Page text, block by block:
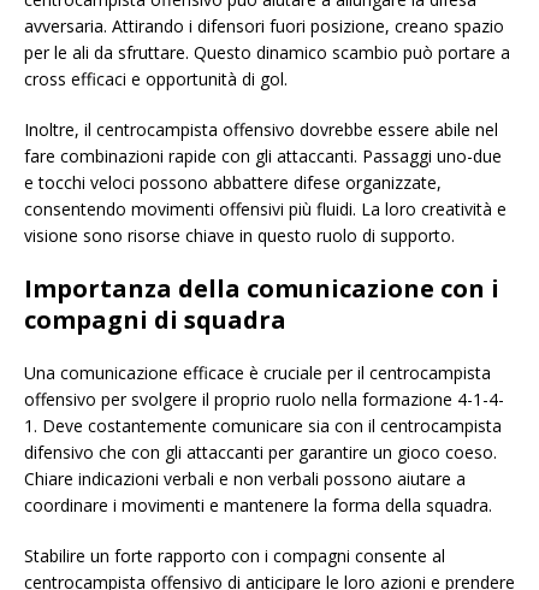
avversaria. Attirando i difensori fuori posizione, creano spazio
per le ali da sfruttare. Questo dinamico scambio può portare a
cross efficaci e opportunità di gol.
Inoltre, il centrocampista offensivo dovrebbe essere abile nel
fare combinazioni rapide con gli attaccanti. Passaggi uno-due
e tocchi veloci possono abbattere difese organizzate,
consentendo movimenti offensivi più fluidi. La loro creatività e
visione sono risorse chiave in questo ruolo di supporto.
Importanza della comunicazione con i
compagni di squadra
Una comunicazione efficace è cruciale per il centrocampista
offensivo per svolgere il proprio ruolo nella formazione 4-1-4-
1. Deve costantemente comunicare sia con il centrocampista
difensivo che con gli attaccanti per garantire un gioco coeso.
Chiare indicazioni verbali e non verbali possono aiutare a
coordinare i movimenti e mantenere la forma della squadra.
Stabilire un forte rapporto con i compagni consente al
centrocampista offensivo di anticipare le loro azioni e prendere